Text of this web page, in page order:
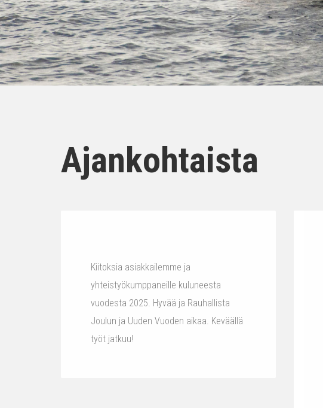
Ajankohtaista
Kiitoksia asiakkailemme ja
yhteistyökumppaneille kuluneesta
vuodesta 2025. Hyvää ja Rauhallista
Joulun ja Uuden Vuoden aikaa. Keväällä
työt jatkuu!